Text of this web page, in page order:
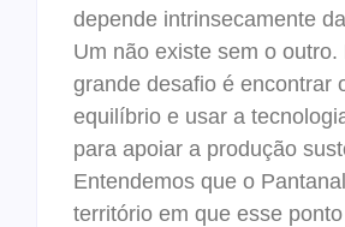
depende intrinsecamente
Um não existe sem o outro.
grande desafio é encontrar
equilíbrio e usar a
para apoiar a produção
Entendemos que o
território em que esse